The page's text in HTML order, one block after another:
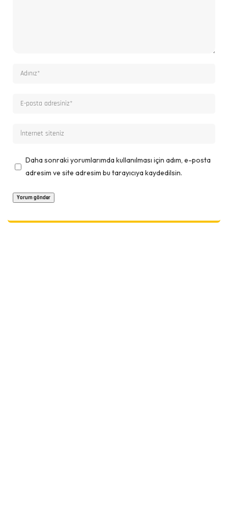
Daha sonraki yorumlarımda kullanılması için adım, e-posta
adresim ve site adresim bu tarayıcıya kaydedilsin.